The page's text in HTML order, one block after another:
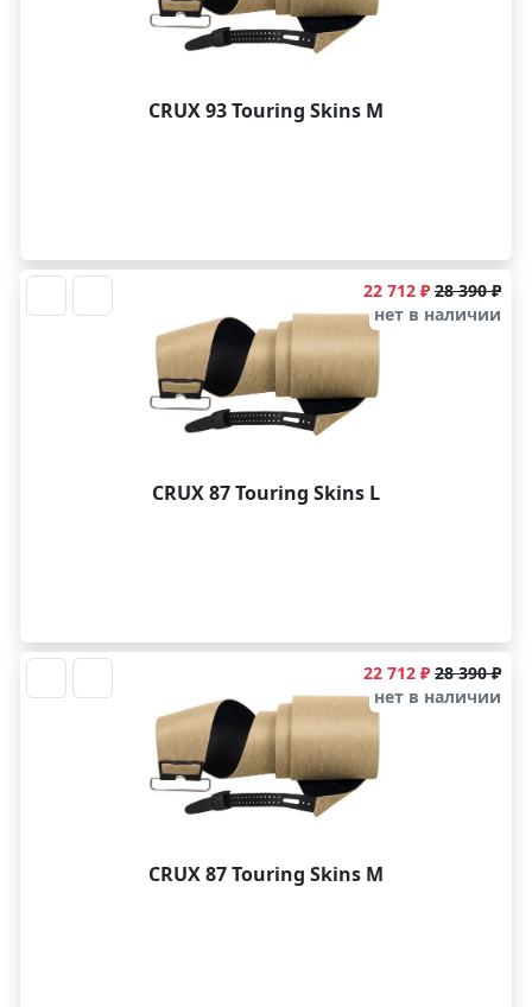
CRUX 93 Touring Skins M
22 712 ₽ 28 390 ₽
нет в наличии
CRUX 87 Touring Skins L
22 712 ₽ 28 390 ₽
нет в наличии
CRUX 87 Touring Skins M